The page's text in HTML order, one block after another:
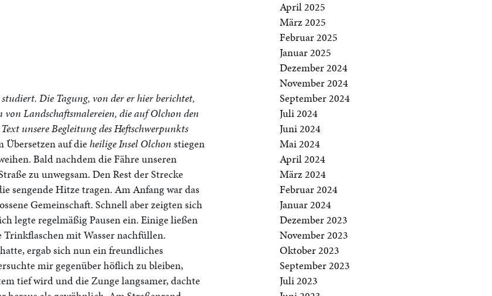
Die Tagung, von der er hier berichtet,
Landschaftsmalereien, die auf Olchon den
unsere Begleitung des Heftschwerpunkts
Übersetzen auf dieheilige Insel Olchon stiegen
Bald nachdem die Fähre unseren
zu unwegsam. Den Rest der Strecke
sengende Hitze tragen. Am Anfang war das
Gemeinschaft. Schnell aber zeigten sich
legte regelmäßig Pausen ein. Einige ließen
mit Wasser nachfüllen.
ergab sich nun ein freundliches
mir gegenüber höflich zu bleiben,
tief wird und die Zunge langsamer, dachte
April 2025
März 2025
Februar 2025
Januar 2025
Dezember 2024
November 2024
September 2024
Juli 2024
Juni 2024
Mai 2024
April 2024
März 2024
Februar 2024
Januar 2024
Dezember 2023
November 2023
Oktober 2023
September 2023
Juli 2023